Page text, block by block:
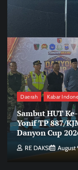
Daerah Kabar
Sambut HUT
Yonif TP 887/
Danyon Cup
RE DAKSI August